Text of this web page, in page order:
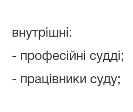
внутрішні:
- професійні судді;
- працівники суду;